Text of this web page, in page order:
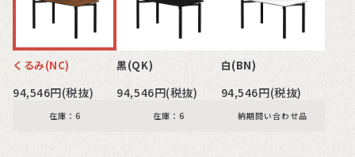
くるみ(NC)
94,546円(税抜)
在庫：6
黒(QK)
94,546円(税抜)
在庫：6
白(BN)
94,546円(税抜)
納期問い合わせ品